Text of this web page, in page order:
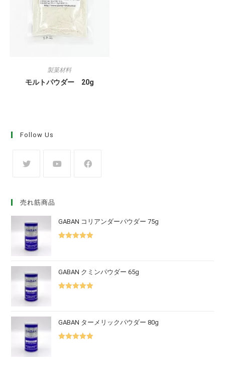
製菓材料
モルトパウダー 20g
Follow Us
売れ筋商品
GABAN コリアンダーパウダー 75g
GABAN クミンパウダー 65g
GABAN ターメリックパウダー 80g